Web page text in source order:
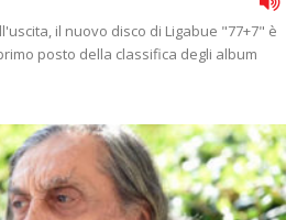
il nuovo disco di Ligabue "77+7" è
posto della classifica degli album